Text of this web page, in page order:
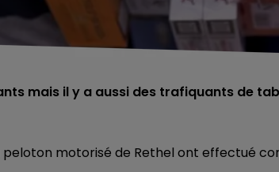
mais il y a aussi des trafiquants de
peloton motorisé de Rethel ont effectué